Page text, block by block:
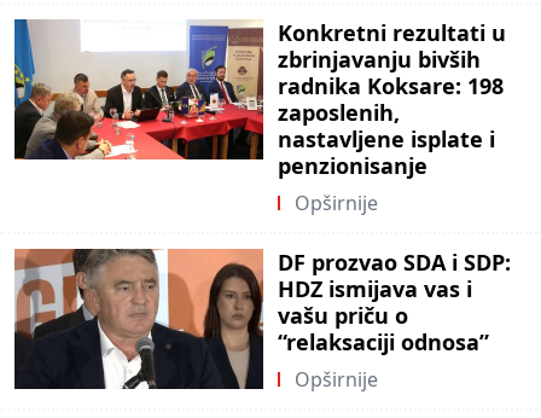
Konkretni rezultati u
zbrinjavanju bivših
radnika Koksare: 198
zaposlenih,
nastavljene isplate i
penzionisanje
Opširnije
DF prozvao SDA i SDP:
HDZ ismijava vas i
vašu priču o
“relaksaciji odnosa”
Opširnije